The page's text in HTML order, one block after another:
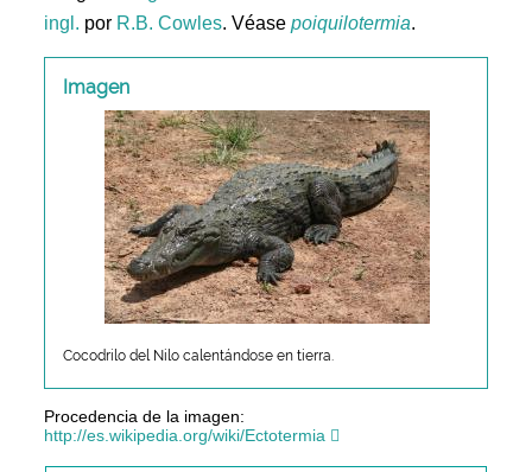
ingl. por R.B. Cowles. Véasepoiquilotermia.
Imagen
Cocodrilo del Nilo calentándose en tierra.
Procedencia de la imagen:
http://es.wikipedia.org/wiki/Ectotermia